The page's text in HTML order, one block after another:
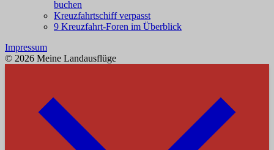
buchen
Kreuzfahrtschiff verpasst
9 Kreuzfahrt-Foren im Überblick
Impressum
© 2026 Meine Landausflüge